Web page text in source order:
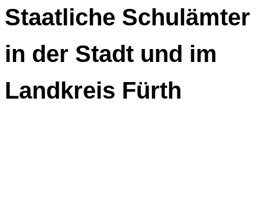
Staatliche Schulämter
in der Stadt und im
Landkreis Fürth